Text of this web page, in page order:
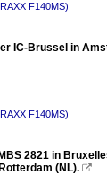
F140MS)
IC-Brussel in
F140MS)
2821 in
(NL). 